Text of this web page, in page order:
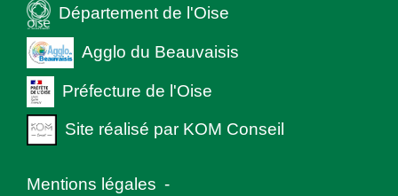
Département de l'Oise
Agglo du Beauvaisis
Préfecture de l'Oise
Site réalisé par KOM Conseil
Mentions légales -